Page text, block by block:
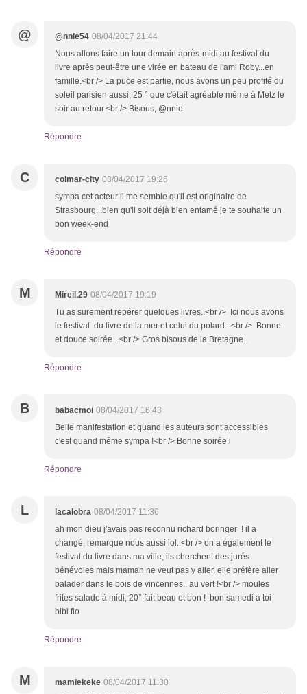
@ @nnie54 08/04/2017 21:44
Nous allons faire un tour demain après-midi au festival du
livre après peut-être une virée en bateau de l'ami Roby...en
famille.<br /> La puce est partie, nous avons un peu profité du
soleil parisien aussi, 25 ° que c'était agréable même à Metz le
soir au retour.<br /> Bisous, @nnie
Répondre
C colmar-city 08/04/2017 19:26
sympa cet acteur il me semble qu'il est originaire de
Strasbourg...bien qu'il soit déjà bien entamé je te souhaite un
bon week-end
Répondre
M Mireil.29 08/04/2017 19:19
Tu as surement repérer quelques livres..<br /> Ici nous avons
le festival du livre de la mer et celui du polard...<br /> Bonne
et douce soirée ..<br /> Gros bisous de la Bretagne..
Répondre
B babacmoi 08/04/2017 16:43
Belle manifestation et quand les auteurs sont accessibles
c'est quand même sympa !<br /> Bonne soirée.i
Répondre
L lacalobra 08/04/2017 11:36
ah mon dieu j'avais pas reconnu richard boringer ! il a
changé, remarque nous aussi lol..<br /> on a également le
festival du livre dans ma ville, ils cherchent des jurés
bénévoles mais maman ne veut pas y aller, elle préfère aller
balader dans le bois de vincennes.. au vert !<br /> moules
frites salade à midi, 20° fait beau et bon ! bon samedi à toi
bibi flo
Répondre
M mamiekeke 08/04/2017 11:30